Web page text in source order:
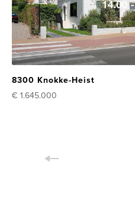
8300 Knokke-Heist
€ 1.645.000